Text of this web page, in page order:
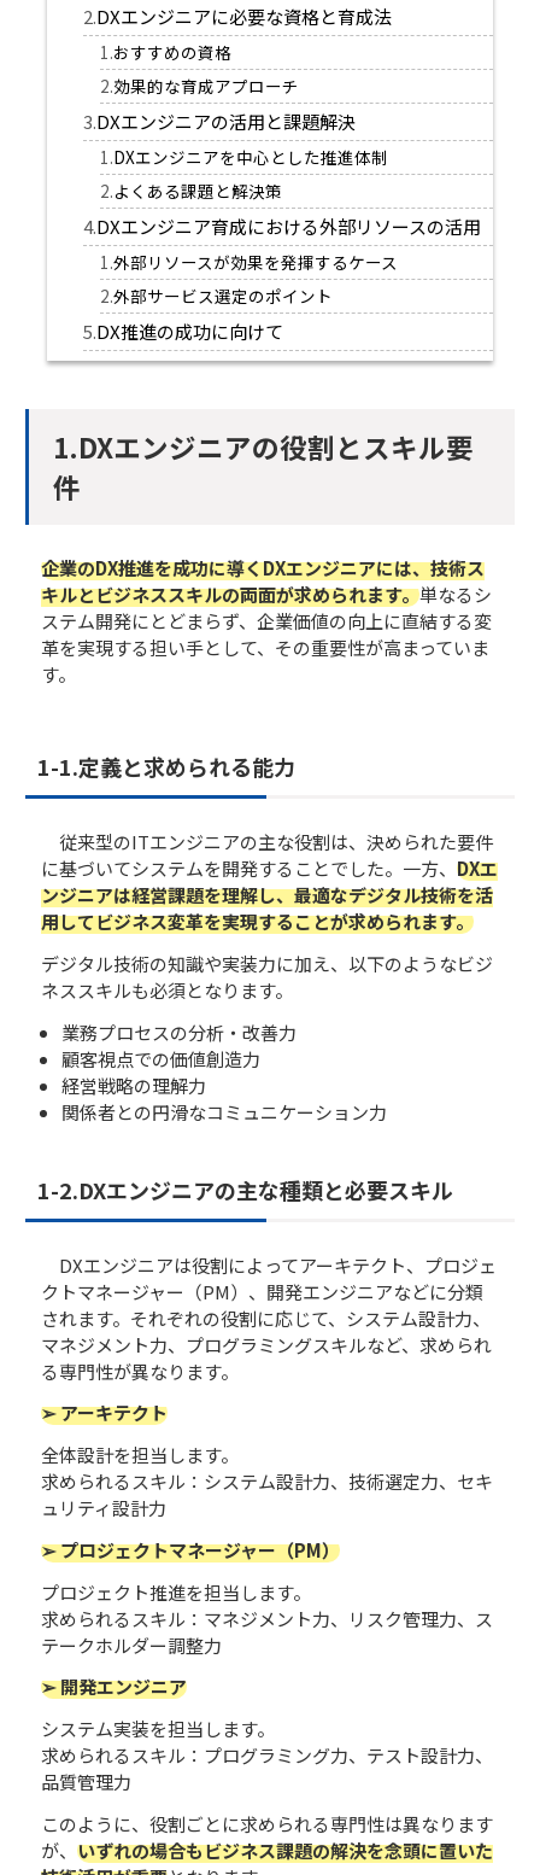
DXエンジニアに必要な資格と育成法
おすすめの資格
効果的な育成アプローチ
DXエンジニアの活用と課題解決
DXエンジニアを中心とした推進体制
よくある課題と解決策
DXエンジニア育成における外部リソースの活用
外部リソースが効果を発揮するケース
外部サービス選定のポイント
DX推進の成功に向けて
1.DXエンジニアの役割とスキル要
件
企業のDX推進を成功に導くDXエンジニアには、技術ス
キルとビジネススキルの両面が求められます。単なるシ
ステム開発にとどまらず、企業価値の向上に直結する変
革を実現する担い手として、その重要性が高まっていま
す。
1-1.定義と求められる能力
従来型のITエンジニアの主な役割は、決められた要件
に基づいてシステムを開発することでした。一方、 DXエ
ンジニアは経営課題を理解し、最適なデジタル技術を活
用してビジネス変革を実現することが求められます。
デジタル技術の知識や実装力に加え、以下のようなビジ
ネススキルも必須となります。
業務プロセスの分析・改善力
顧客視点での価値創造力
経営戦略の理解力
関係者との円滑なコミュニケーション力
1-2.DXエンジニアの主な種類と必要スキル
DXエンジニアは役割によってアーキテクト、プロジェ
クトマネージャー（PM）、開発エンジニアなどに分類
されます。それぞれの役割に応じて、システム設計力、
マネジメント力、プログラミングスキルなど、求められ
る専門性が異なります。
➢ アーキテクト
全体設計を担当します。
求められるスキル：システム設計力、技術選定力、セキ
ュリティ設計力
➢ プロジェクトマネージャー（PM）
プロジェクト推進を担当します。
求められるスキル：マネジメント力、リスク管理力、ス
テークホルダー調整力
➢ 開発エンジニア
システム実装を担当します。
求められるスキル：プログラミング力、テスト設計力、
品質管理力
このように、役割ごとに求められる専門性は異なります
が、 いずれの場合もビジネス課題の解決を念頭に置いた